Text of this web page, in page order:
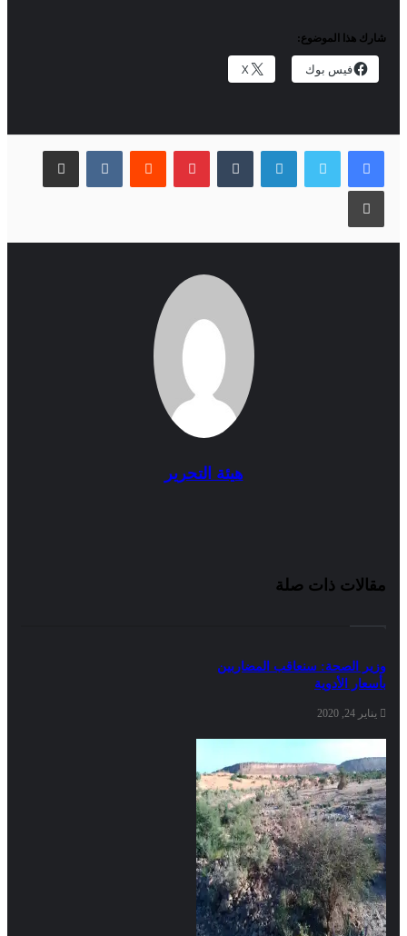
شارك هذا الموضوع:
فيس بوك X
لينكدإن بينتيريست مشاركة عبر البريد
طباعة
هيئة التحرير
مقالات ذات صلة
وزير الصحة: سنعاقب المضاربين
بأسعار الأدوية
يناير 24, 2020